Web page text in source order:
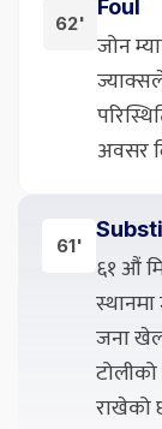
62'
Foul
जोन
अवसर
61'
६१ औं
जना
राखेको